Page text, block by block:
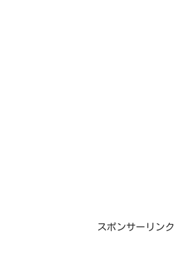
スポンサーリンク